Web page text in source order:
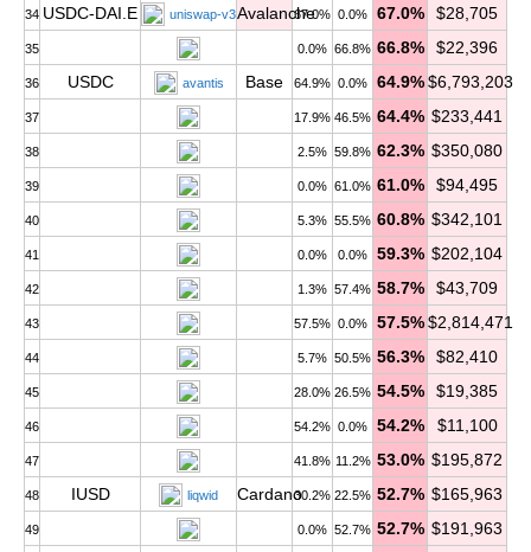
34 USDC-DAI.E uniswap-v3Avalanche
67.0% 0.0% 67.0% $28,705
35 0.0% 66.8% 66.8% $22,396
36 USDC avantis Base 64.9% 0.0% 64.9% $6,793,203
37 17.9% 46.5% 64.4% $233,441
38 2.5% 59.8% 62.3% $350,080
39 0.0% 61.0% 61.0% $94,495
40 5.3% 55.5% 60.8% $342,101
41 0.0% 0.0% 59.3% $202,104
42 1.3% 57.4% 58.7% $43,709
43 57.5% 0.0% 57.5% $2,814,471
44 5.7% 50.5% 56.3% $82,410
45 28.0% 26.5% 54.5% $19,385
46 54.2% 0.0% 54.2% $11,100
47 41.8% 11.2% 53.0% $195,872
48 IUSD liqwid Cardano30.2% 22.5% 52.7% $165,963
49 0.0% 52.7% 52.7% $191,963